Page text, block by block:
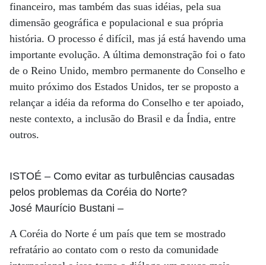
financeiro, mas também das suas idéias, pela sua
dimensão geográfica e populacional e sua própria
história. O processo é difícil, mas já está havendo uma
importante evolução. A última demonstração foi o fato
de o Reino Unido, membro permanente do Conselho e
muito próximo dos Estados Unidos, ter se proposto a
relançar a idéia da reforma do Conselho e ter apoiado,
neste contexto, a inclusão do Brasil e da Índia, entre
outros.
ISTOÉ – Como evitar as turbulências causadas
pelos problemas da Coréia do Norte?
José Maurício Bustani –
A Coréia do Norte é um país que tem se mostrado
refratário ao contato com o resto da comunidade